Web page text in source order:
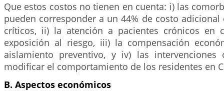
Que estos costos no tienen en cuenta: i) las
pueden corresponder a un 44% de costo
críticos, ii) la atención a pacientes crónicos en
exposición al riesgo, iii) la compensación
aislamiento preventivo, y iv) las intervenciones
modificar el comportamiento de los residentes en
B. Aspectos económicos